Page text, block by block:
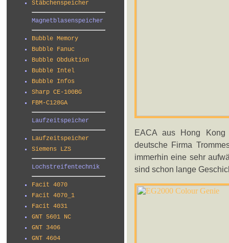
Stäbchenspeicher
Magnetblasenspeicher
Bubble Memory
Bubble Fanuc
Bubble Obduktion
Bubble Intel
Bubble Infos
Sharp CE-100BG
FBM-C128GA
Laufzeitspeicher
Laufzeitspeicher
Siemens LZS
Lochstreifentechnik
Facit 4070
Facit 4070_1
Facit 4031
GNT 5601 NC
GNT 3406
GNT 4604
EACA aus Hong Kong
deutsche Firma
immerhin eine sehr
sind schon lange